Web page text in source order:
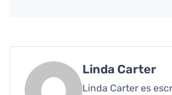
Linda Carter
Linda Carter es